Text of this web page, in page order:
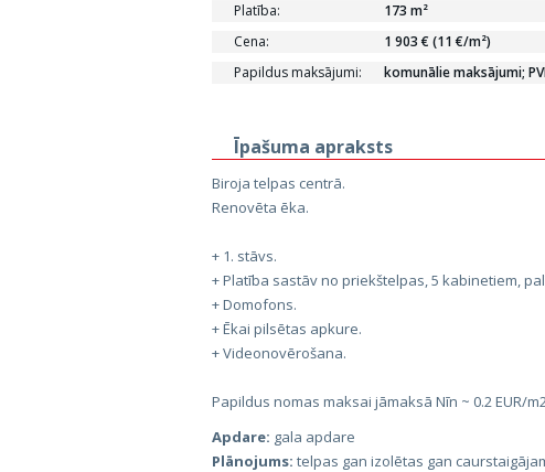
Platība:
173 m²
Cena:
1 903 € (11 €/m²)
Papildus maksājumi:
komunālie maksājumi;
Īpašuma apraksts
Biroja telpas centrā.
Renovēta ēka.
+ 1. stāvs.
+ Platība sastāv no priekštelpas, 5 kabinetiem,
+ Domofons.
+ Ēkai pilsētas apkure.
+ Videonovērošana.
Papildus nomas maksai jāmaksā Nīn ~ 0.2 EUR/
Apdare: gala apdare
Plānojums: telpas gan izolētas gan